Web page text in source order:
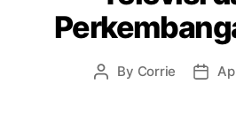
Post
By Corrie
Post